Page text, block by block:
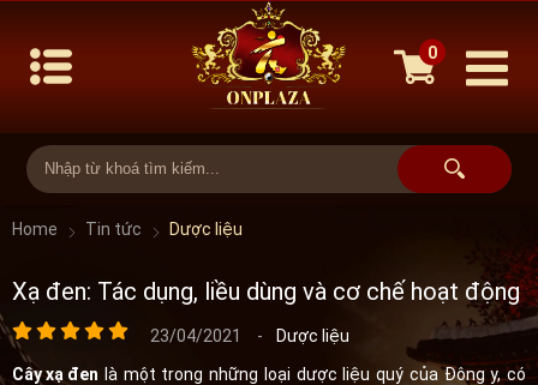
0
Home Tin tức Dược liệu
Xạ đen: Tác dụng, liều dùng và cơ chế hoạt động
23/04/2021 -
Dược liệu
Cây xạ đen là một trong những loại dược liệu quý của Đông y, có